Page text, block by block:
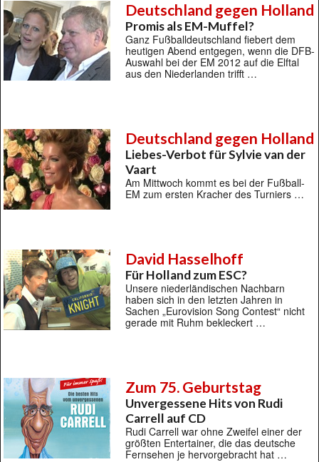
Deutschland gegen Holland
Promis als EM-Muffel?
Ganz Fußballdeutschland fiebert dem
heutigen Abend entgegen, wenn die DFB-
Auswahl bei der EM 2012 auf die Elftal
aus den Niederlanden trifft …
Deutschland gegen Holland
Liebes-Verbot für Sylvie van der
Vaart
Am Mittwoch kommt es bei der Fußball-
EM zum ersten Kracher des Turniers …
David Hasselhoff
Für Holland zum ESC?
Unsere niederländischen Nachbarn
haben sich in den letzten Jahren in
Sachen „Eurovision Song Contest“ nicht
gerade mit Ruhm bekleckert …
Zum 75. Geburtstag
Unvergessene Hits von Rudi
Carrell auf CD
Rudi Carrell war ohne Zweifel einer der
größten Entertainer, die das deutsche
Fernsehen je hervorgebracht hat …